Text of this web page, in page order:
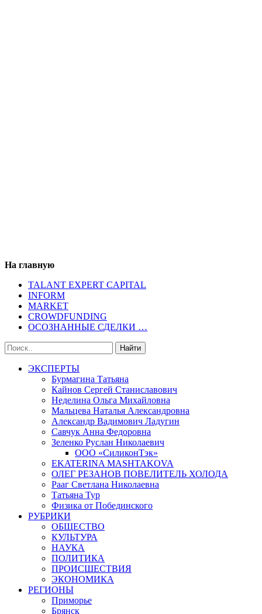
На главную
TALANT EXPERT CAPITAL
INFORM
MARKET
CROWDFUNDING
ОСОЗНАННЫЕ СДЕЛКИ …
ЭКСПЕРТЫ
Бурмагина Татьяна
Кайнов Сергей Станиславович
Неделина Ольга Михайловна
Мальцева Наталья Александровна
Александр Вадимович Ладугин
Савчук Анна Федоровна
Зеленко Руслан Николаевич
ООО «СиликонТэк»
EKATERINA MASHTAKOVA
ОЛЕГ РЕЗАНОВ ПОВЕЛИТЕЛЬ ХОЛОДА
Рааг Светлана Николаевна
Татьяна Тур
Физика от Побединского
РУБРИКИ
ОБЩЕСТВО
КУЛЬТУРА
НАУКА
ПОЛИТИКА
ПРОИСШЕСТВИЯ
ЭКОНОМИКА
РЕГИОНЫ
Приморье
Брянск